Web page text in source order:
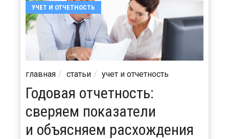
УЧЕТ И ОТЧЕТНОСТЬ
главная статьи учет и отчетность
Годовая отчетность:
сверяем показатели
и объясняем расхождения